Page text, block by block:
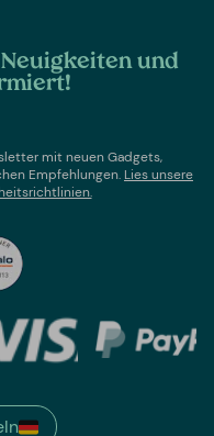
und
mit neuen Gadgets,
Empfehlungen. Lies unsere